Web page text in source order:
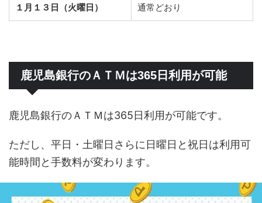
１月１３日（火曜日） 通常どおり
鹿児島銀行のＡＴＭは365日利用が可能
鹿児島銀行のＡＴＭは365日利用が可能です。
ただし、平日・土曜日さらに日曜日と祝日は利用可
能時間と手数料が変わります。